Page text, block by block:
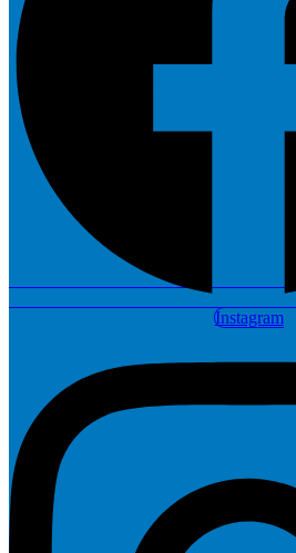
Instagram